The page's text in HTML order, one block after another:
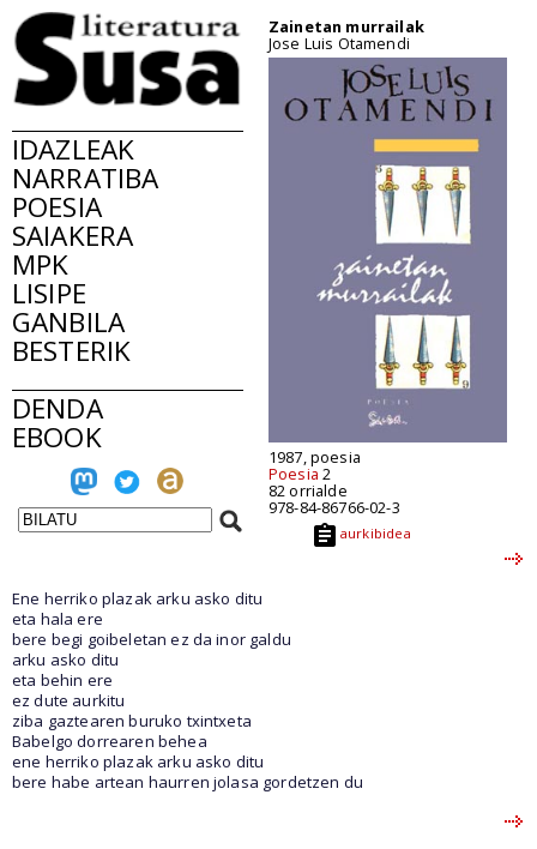
IDAZLEAK
NARRATIBA
POESIA
SAIAKERA
MPK
LISIPE
GANBILA
BESTERIK
DENDA
EBOOK
Zainetan murrailak
Jose Luis Otamendi
1987, poesia
Poesia 2
82 orrialde
978-84-86766-02-3
aurkibidea
Ene herriko plazak arku asko ditu
eta hala ere
bere begi goibeletan ez da inor galdu
arku asko ditu
eta behin ere
ez dute aurkitu
ziba gaztearen buruko txintxeta
Babelgo dorrearen behea
ene herriko plazak arku asko ditu
bere habe artean haurren jolasa gordetzen du